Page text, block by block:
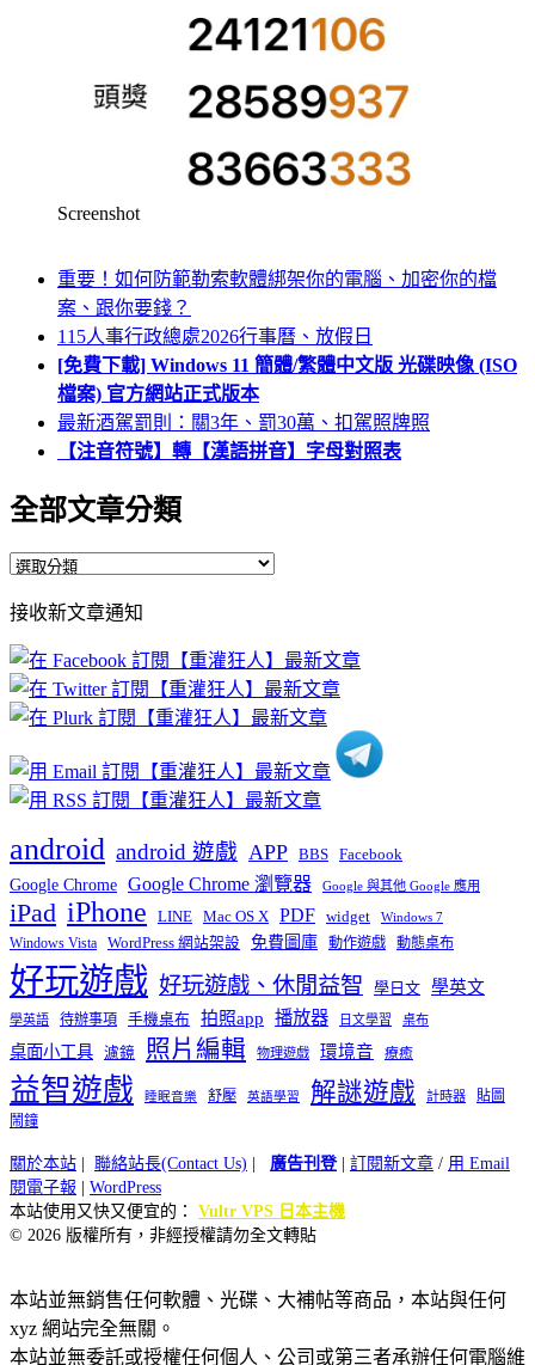
Screenshot
重要！如何防範勒索軟體綁架你的電腦、加密你的檔
案、跟你要錢？
115人事行政總處2026行事曆、放假日
[免費下載] Windows 11 簡體/繁體中文版 光碟映像 (ISO
檔案) 官方網站正式版本
最新酒駕罰則：關3年、罰30萬、扣駕照牌照
【注音符號】轉【漢語拼音】字母對照表
全部文章分類
全
文
章
分
類
接收新文章通知
android android 遊戲 APP BBS Facebook
Google Chrome Google Chrome 瀏覽器 Google 與其他 Google 應用
iPad iPhone LINE Mac OS X PDF widget Windows 7
Windows Vista WordPress 網站架設 免費圖庫 動作遊戲 動態桌布
好玩遊戲 好玩遊戲、休閒益智 學日文 學英文
學英語 待辦事項 手機桌布 拍照app 播放器 日文學習 桌布
桌面小工具 濾鏡 照片編輯 物理遊戲 環境音 療癒
益智遊戲 睡眠音樂 舒壓 英語學習 解謎遊戲 計時器
貼圖
鬧鐘
關於本站 聯絡站長(Contact Us) 廣告刊登| 訂閱新文章 / 用 Email
閱電子報
WordPress
本站使用又快又便宜的： Vultr VPS 日本主機
© 2026 版權所有，非經授權請勿全文轉貼
本站並無銷售任何軟體、光碟、大補帖等商品，本站與任何
xyz 網站完全無關。
本站並無委託或授權任何個人、公司或第三者承辦任何電腦維